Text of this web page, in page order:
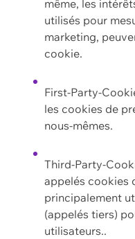
même, les
utilisés pour
marketing,
cookie.
First-Party-
les cookies de
nous-mêmes.
Third-Party-
appelés cookies
principalement
(appelés tiers)
utilisateurs..